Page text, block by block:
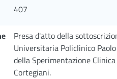
407
Presa d'atto della
Universitaria Policlinico
della Sperimentazione
Cortegiani.